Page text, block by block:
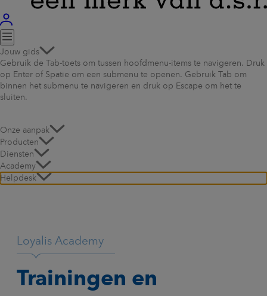
Jouw gids
Gebruik de Tab-toets om tussen hoofdmenu-items te navigeren. Druk
op Enter of Spatie om een submenu te openen. Gebruik Tab om
binnen het submenu te navigeren en druk op Escape om het te
sluiten.
Onze aanpak
Producten
Diensten
Academy
Helpdesk
Loyalis Academy
Trainingen en